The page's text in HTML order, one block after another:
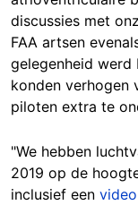
discussies met
FAA artsen
gelegenheid
konden verhogen
piloten extra te
"We hebben
2019 op de
inclusief een